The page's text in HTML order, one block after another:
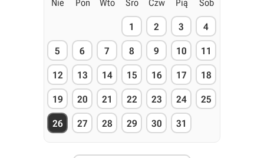
Nie Pon Wto Śro Czw Pią Sob
1 2 3 4
5 6 7 8 9 10 11
12 13 14 15 16 17 18
19 20 21 22 23 24 25
26 27 28 29 30 31